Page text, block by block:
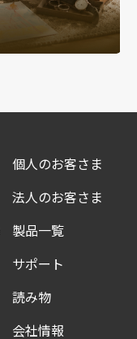
個人のお客さま
法人のお客さま
製品一覧
サポート
読み物
会社情報